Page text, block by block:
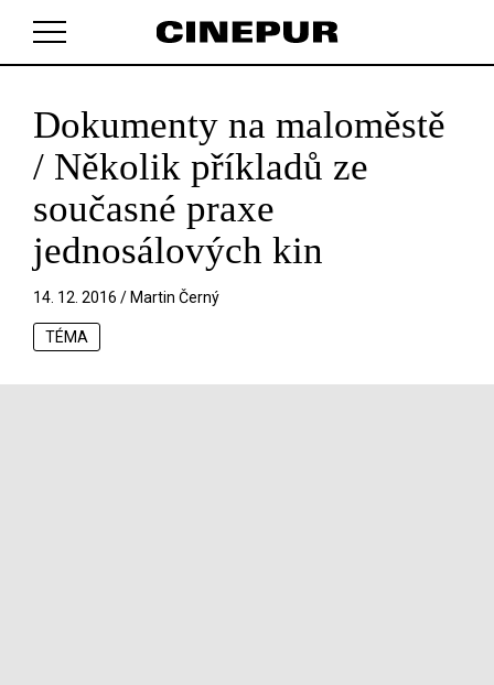
V košíku zatím nemáte žádné položky.
Dokumenty na maloměstě
/ Několik příkladů ze
současné praxe
jednosálových kin
14. 12. 2016 / Martin Černý
TÉMA